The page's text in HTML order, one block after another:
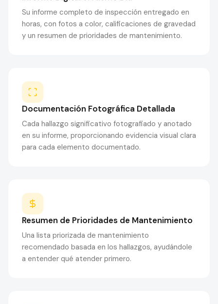
Su informe completo de inspección entregado en
horas, con fotos a color, calificaciones de gravedad
y un resumen de prioridades de mantenimiento.
Documentación Fotográfica Detallada
Cada hallazgo significativo fotografiado y anotado
en su informe, proporcionando evidencia visual clara
para cada elemento documentado.
Resumen de Prioridades de Mantenimiento
Una lista priorizada de mantenimiento
recomendado basada en los hallazgos, ayudándole
a entender qué atender primero.